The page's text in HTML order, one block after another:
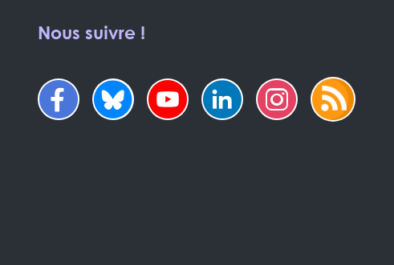
Nous suivre !